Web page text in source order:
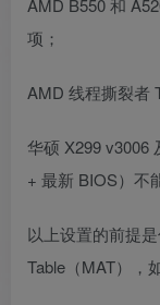
AMD B550 和
项；
AMD 线程撕裂者
华硕 X299 v3006
+ 最新 BIOS）不
以上设置的前提
Table（MAT），